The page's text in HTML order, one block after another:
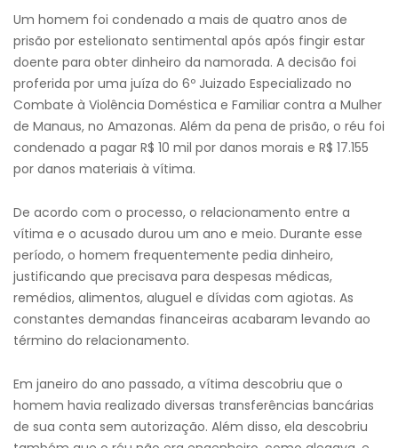
Um homem foi condenado a mais de quatro anos de
prisão por estelionato sentimental após após fingir estar
doente para obter dinheiro da namorada. A decisão foi
proferida por uma juíza do 6º Juizado Especializado no
Combate à Violência Doméstica e Familiar contra a Mulher
de Manaus, no Amazonas. Além da pena de prisão, o réu foi
condenado a pagar R$ 10 mil por danos morais e R$ 17.155
por danos materiais à vítima.
De acordo com o processo, o relacionamento entre a
vítima e o acusado durou um ano e meio. Durante esse
período, o homem frequentemente pedia dinheiro,
justificando que precisava para despesas médicas,
remédios, alimentos, aluguel e dívidas com agiotas. As
constantes demandas financeiras acabaram levando ao
término do relacionamento.
Em janeiro do ano passado, a vítima descobriu que o
homem havia realizado diversas transferências bancárias
de sua conta sem autorização. Além disso, ela descobriu